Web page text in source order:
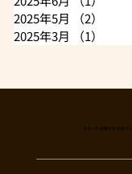
2025年5月
（2）
2025年3月
（1）
日本一多国籍なお肉屋さん